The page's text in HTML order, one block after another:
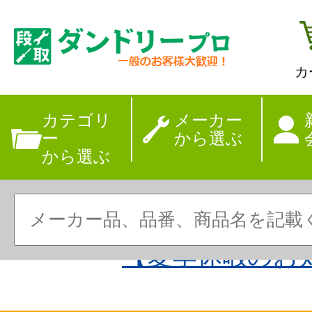
カテゴリ
ー
から選ぶ
メーカー
から選ぶ
【夏季休暇のお